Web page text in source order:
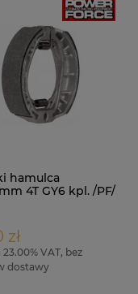
hamulca
4T GY6 kpl. /PF/
zł
VAT, bez
dostawy